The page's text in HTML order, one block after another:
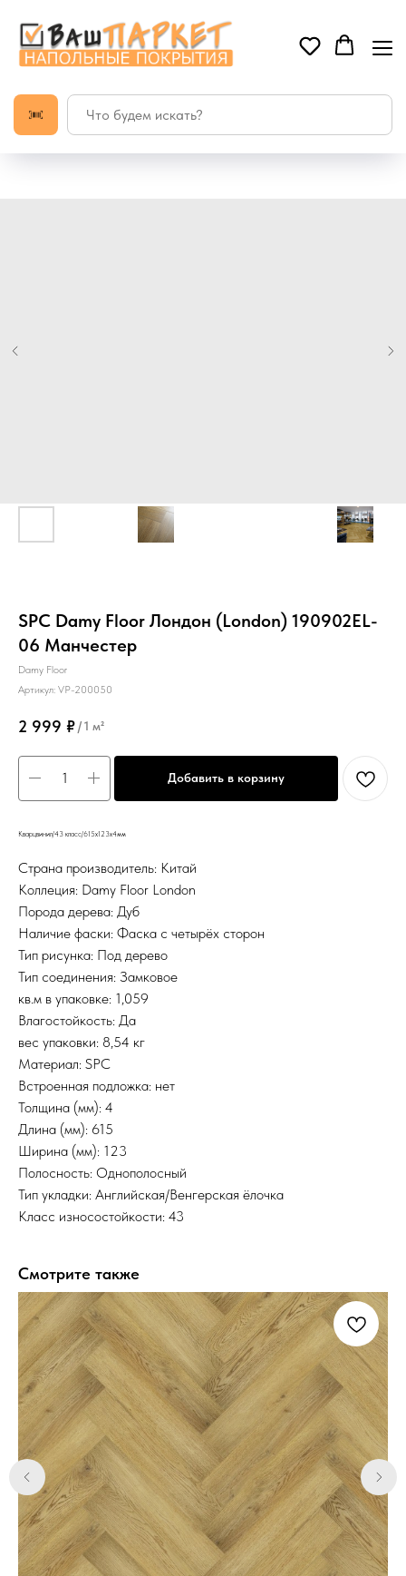
SPC Damy Floor Лондон (London) 190902EL-
06 Манчестер
Damy Floor
Артикул: VP-200050
2 999 ₽/1 м²
Добавить в корзину
Кварцвинил/43 класс/615х123х4мм
Страна производитель: Китай
Коллеция: Damy Floor London
Порода дерева: Дуб
Наличие фаски: Фаска с четырёх сторон
Тип рисунка: Под дерево
Тип соединения: Замковое
кв.м в упаковке: 1,059
Влагостойкость: Да
вес упаковки: 8,54 кг
Материал: SPC
Встроенная подложка: нет
Толщина (мм): 4
Длина (мм): 615
Ширина (мм): 123
Полосность: Однополосный
Тип укладки: Английская/Венгерская ёлочка
Класс износостойкости: 43
Смотрите также